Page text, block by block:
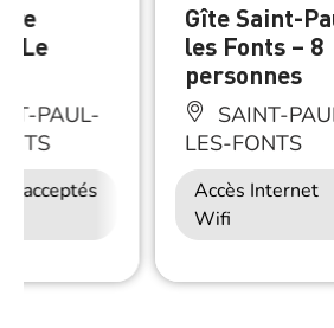
Le
PAUL-
acceptés Petit déjeuner
Gîte Saint-
les Fonts – 8
personnes
SAINT-
LES-FONTS
Accès Internet
Wifi